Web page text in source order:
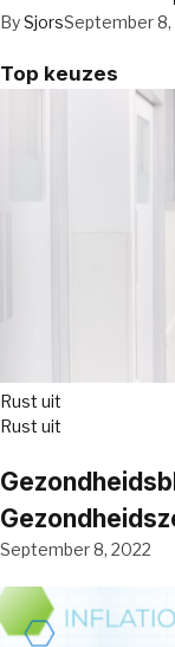
BySjorsSeptember 8,
Top keuzes
Rust uit
Rust uit
September 8, 2022